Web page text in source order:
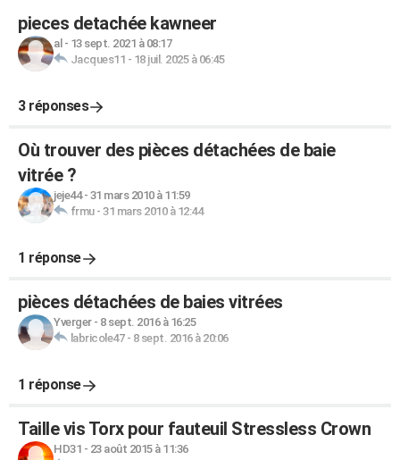
pieces detachée kawneer
al - 13 sept. 2021 à 08:17
Jacques11 - 18 juil. 2025 à 06:45
3 réponses
Où trouver des pièces détachées de baie
vitrée ?
jeje44- 31 mars 2010 à 11:59
frmu- 31 mars 2010 à 12:44
1 réponse
pièces détachées de baies vitrées
Yverger- 8 sept. 2016 à 16:25
labricole47- 8 sept. 2016 à 20:06
1 réponse
Taille vis Torx pour fauteuil Stressless Crown
HD31 - 23 août 2015 à 11:36